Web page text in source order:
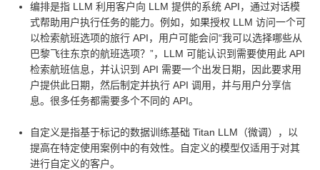
编排是指 LLM 利用客户向 LLM 提供的系统 API，通过对话模
式帮助用户执行任务的能力。例如，如果授权 LLM 访问一个可
以检索航班选项的旅行 API，用户可能会问“我可以选择哪些从
巴黎飞往东京的航班选项？”，LLM 可能认识到需要使用此 API
检索航班信息，并认识到 API 需要一个出发日期，因此要求用
户提供此日期，然后制定并执行 API 调用，并与用户分享信
息。很多任务都需要多个不同的 API。
自定义是指基于标记的数据训练基础 Titan LLM（微调），以
提高在特定使用案例中的有效性。自定义的模型仅适用于对其
进行自定义的客户。